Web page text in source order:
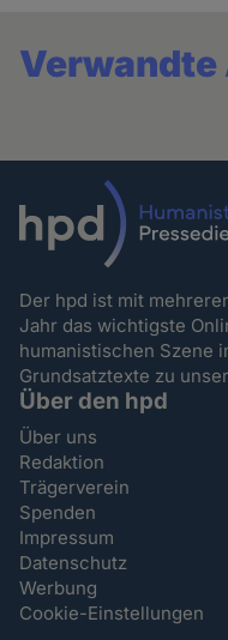
Der hpd ist mit
Jahr das wichtigste
humanistischen Szene
Grundsatztexte zu
Über den hpd
Über uns
Redaktion
Trägerverein
Spenden
Impressum
Datenschutz
Werbung
Cookie-Einstellungen